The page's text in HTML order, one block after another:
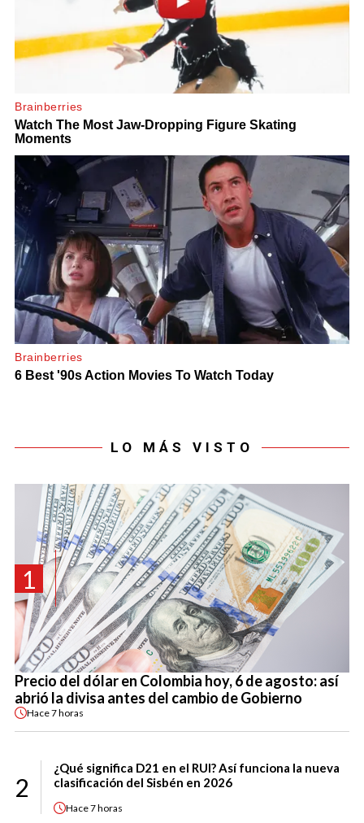
LO MÁS VISTO
1
Precio del dólar en Colombia hoy, 6 de agosto: así
abrió la divisa antes del cambio de Gobierno
Hace7 horas
2
¿Qué significa D21 en el RUI? Así funciona la nueva
clasificación del Sisbén en 2026
Hace7 horas